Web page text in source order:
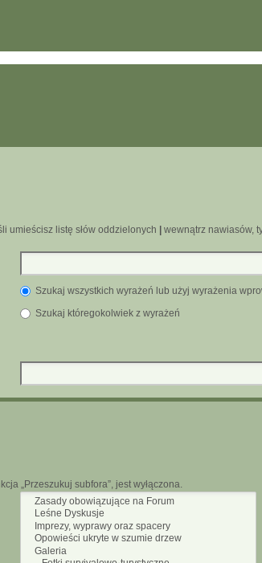
umieścisz listę słów oddzielonych
wewnątrz nawiasów,
Szukaj wszystkich wyrażeń lub użyj wyrażenia
Szukaj któregokolwiek z wyrażeń
„Przeszukuj subfora”, jest wyłączona.